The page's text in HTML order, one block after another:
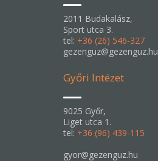
2011 Budakalász,
Sport utca 3.
tel: +36 (26) 546-327
gezenguz@gezenguz.hu
Győri Intézet
9025 Győr,
Liget utca 1.
tel: +36 (96) 439-115
gyor@gezenguz.hu